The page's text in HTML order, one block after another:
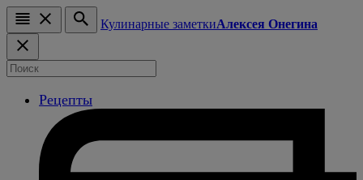
Кулинарные заметкиАлексея Онегина
Рецепты